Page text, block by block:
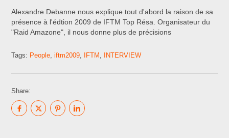
Alexandre Debanne nous explique tout d'abord la raison de sa
présence à l'édtion 2009 de IFTM Top Résa. Organisateur du
"Raid Amazone", il nous donne plus de précisions
Tags: People,iftm2009, IFTM , INTERVIEW
Share: